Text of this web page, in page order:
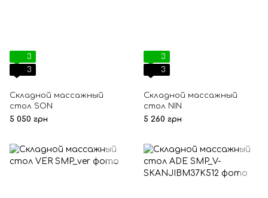
3
3
Складной массажный
стол SON
5 050 грн
3
3
Складной массажный
стол NIN
5 260 грн